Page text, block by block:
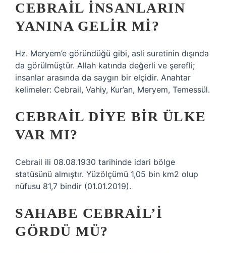
CEBRAIL INSANLARIN
YANINA GELIR MI?
Hz. Meryem’e göründüğü gibi, asli suretinin dışında
da görülmüştür. Allah katında değerli ve şerefli;
insanlar arasında da saygın bir elçidir. Anahtar
kelimeler: Cebrail, Vahiy, Kur’an, Meryem, Temessül.
CEBRAIL DIYE BIR ÜLKE
VAR MI?
Cebrail ili 08.08.1930 tarihinde idari bölge
statüsünü almıştır. Yüzölçümü 1,05 bin km2 olup
nüfusu 81,7 bindir (01.01.2019).
SAHABE CEBRAIL’I
GÖRDÜ MÜ?